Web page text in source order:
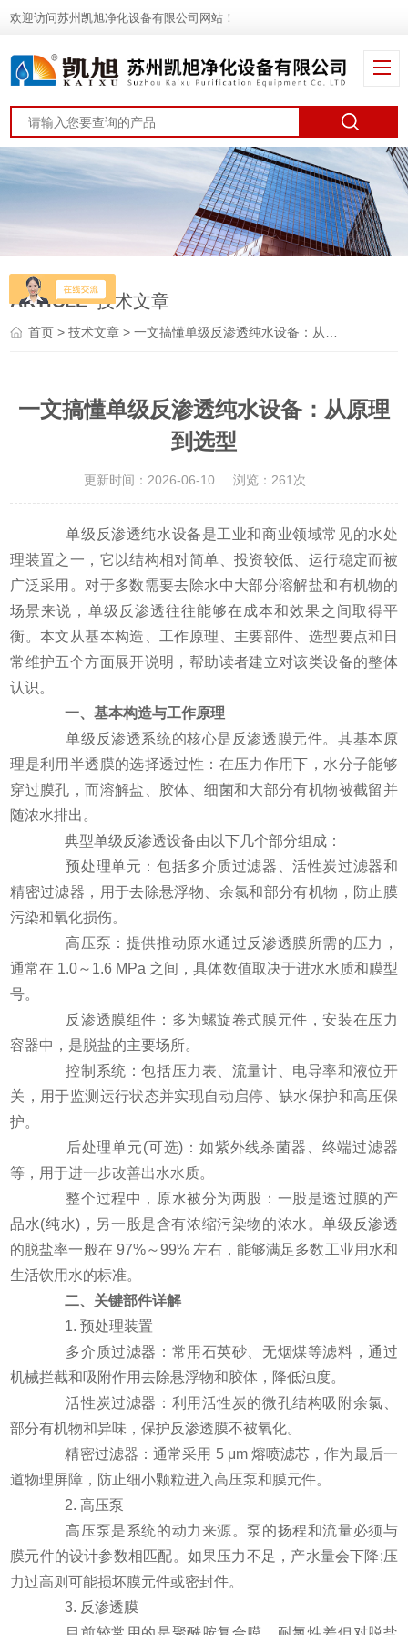
欢迎访问苏州凯旭净化设备有限公司网站！
ARTICLE 技术文章
首页 >技术文章 > 一文搞懂单级反渗透纯水设备：从原理到选型
一文搞懂单级反渗透纯水设备：从原理
到选型
更新时间：2026-06-10 浏览：261次
单级反渗透纯水设备是工业和商业领域常见的水处
理装置之一，它以结构相对简单、投资较低、运行稳定而被
广泛采用。对于多数需要去除水中大部分溶解盐和有机物的
场景来说，单级反渗透往往能够在成本和效果之间取得平
衡。本文从基本构造、工作原理、主要部件、选型要点和日
常维护五个方面展开说明，帮助读者建立对该类设备的整体
认识。
一、基本构造与工作原理
单级反渗透系统的核心是反渗透膜元件。其基本原
理是利用半透膜的选择透过性：在压力作用下，水分子能够
穿过膜孔，而溶解盐、胶体、细菌和大部分有机物被截留并
随浓水排出。
典型单级反渗透设备由以下几个部分组成：
预处理单元：包括多介质过滤器、活性炭过滤器和
精密过滤器，用于去除悬浮物、余氯和部分有机物，防止膜
污染和氧化损伤。
高压泵：提供推动原水通过反渗透膜所需的压力，
通常在 1.0～1.6 MPa 之间，具体数值取决于进水水质和膜型
号。
反渗透膜组件：多为螺旋卷式膜元件，安装在压力
容器中，是脱盐的主要场所。
控制系统：包括压力表、流量计、电导率和液位开
关，用于监测运行状态并实现自动启停、缺水保护和高压保
护。
后处理单元(可选)：如紫外线杀菌器、终端过滤器
等，用于进一步改善出水水质。
整个过程中，原水被分为两股：一股是透过膜的产
品水(纯水)，另一股是含有浓缩污染物的浓水。单级反渗透
的脱盐率一般在 97%～99% 左右，能够满足多数工业用水和
生活饮用水的标准。
二、关键部件详解
1. 预处理装置
多介质过滤器：常用石英砂、无烟煤等滤料，通过
机械拦截和吸附作用去除悬浮物和胶体，降低浊度。
活性炭过滤器：利用活性炭的微孔结构吸附余氯、
部分有机物和异味，保护反渗透膜不被氧化。
精密过滤器：通常采用 5 μm 熔喷滤芯，作为最后一
道物理屏障，防止细小颗粒进入高压泵和膜元件。
2. 高压泵
高压泵是系统的动力来源。泵的扬程和流量必须与
膜元件的设计参数相匹配。如果压力不足，产水量会下降;压
力过高则可能损坏膜元件或密封件。
3. 反渗透膜